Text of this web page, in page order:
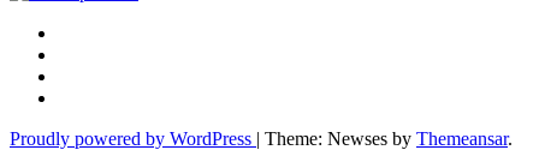
Proudly powered by WordPress | Theme: Newses by Themeansar.